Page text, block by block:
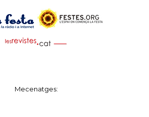
Mecenatges: